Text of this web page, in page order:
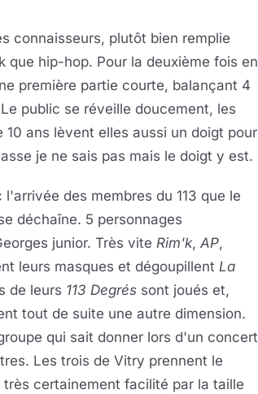
connaisseurs, plutôt bien remplie
que hip-hop. Pour la deuxième fois en
première partie courte, balançant 4
public se réveille doucement, les
ans lèvent elles aussi un doigt pour
je ne sais pas mais le doigt y est.
des membres du 113 que le
déchaîne. 5 personnages
junior. Très vite Rim'k, AP,
leurs masques et dégoupillent La
de leurs 113 Degrés sont joués et,
tout de suite une autre dimension.
qui sait donner lors d'un concert
Les trois de Vitry prennent le
certainement facilité par la taille